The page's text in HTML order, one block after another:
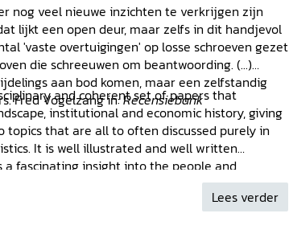
nog veel nieuwe inzichten te verkrijgen zijn
lijkt een open deur, maar zelfs in dit handjevol
'vaste overtuigingen' op losse schroeven gezet
die schreeuwen om beantwoording. (...)
aan bod komen, maar een zelfstandig
Fred Vogelzang in:Recensiebank
and coherent set of papers that
institutional and economic history, giving
topics that are all to often discussed purely in
It is well illustrated and well written
fascinating insight into the people and
this landscape.' Stephen Rippon in:
Lees verder